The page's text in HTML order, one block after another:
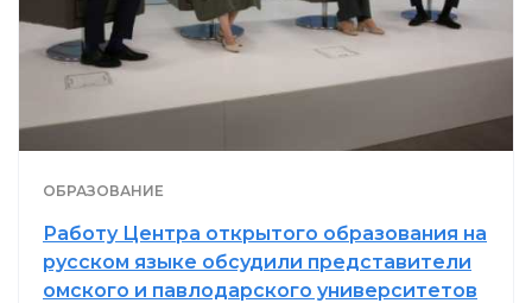
ОБРАЗОВАНИЕ
Работу Центра открытого образования на
русском языке обсудили представители
омского и павлодарского университетов